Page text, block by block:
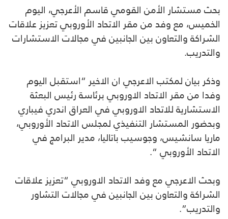
بحث مستشار الأمن القومي قاسم الأعرجي، اليوم
الخميس، مع وفد من مقر الاتحاد الأوروبي تعزيز علاقات
الشراكة والتعاون بين الجانبين في مجالات الاستشارات
والتدريب.
وذكر بيان لمكتب الاعرجي ان الاخير “استقبل اليوم
وفدا من مقر الاتحاد الاوروبي برئاسة رئيس البعثة
الاستشارية للاتحاد الاوروبي في العراق اندري فيباري
وبحضور المستشار التنفيذي لمجلس الاتحاد الأوروبي،
ماريا سانشيس، وجوسيب باتاليا، مدير البرامج في
الاتحاد الأوروبي “.
وبحث الاعرجي مع وفد الاتحاد الاوروبي “تعزيز علاقات
الشراكة والتعاون بين الجانبين في مجالات التشاور
والتدريب”.